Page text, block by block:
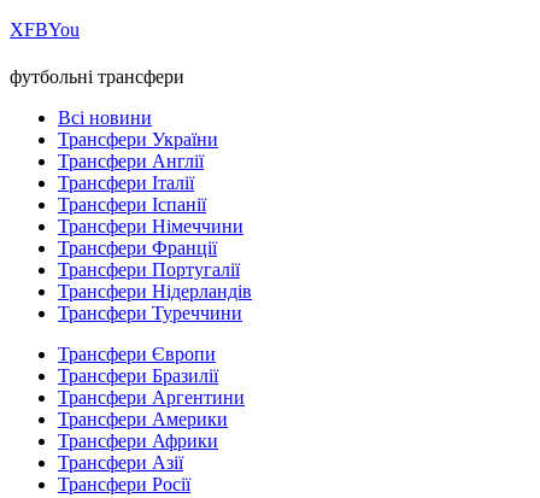
ХFBYou
футбольні трансфери
Всі новини
Трансфери України
Трансфери Англії
Трансфери Італії
Трансфери Іспанії
Трансфери Німеччини
Трансфери Франції
Трансфери Португалії
Трансфери Нідерландів
Трансфери Туреччини
Трансфери Європи
Трансфери Бразилії
Трансфери Аргентини
Трансфери Америки
Трансфери Африки
Трансфери Азії
Трансфери Росії